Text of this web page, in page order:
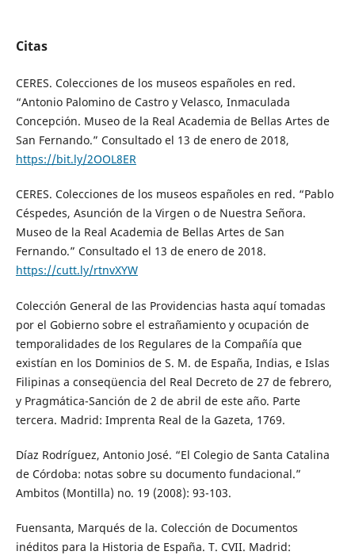
Citas
CERES. Colecciones de los museos españoles en red.
“Antonio Palomino de Castro y Velasco, Inmaculada
Concepción. Museo de la Real Academia de Bellas Artes de
San Fernando.” Consultado el 13 de enero de 2018,
https://bit.ly/2OOL8ER
CERES. Colecciones de los museos españoles en red. “Pablo
Céspedes, Asunción de la Virgen o de Nuestra Señora.
Museo de la Real Academia de Bellas Artes de San
Fernando.” Consultado el 13 de enero de 2018.
https://cutt.ly/rtnvXYW
Colección General de las Providencias hasta aquí tomadas
por el Gobierno sobre el estrañamiento y ocupación de
temporalidades de los Regulares de la Compañía que
existían en los Dominios de S. M. de España, Indias, e Islas
Filipinas a conseqüencia del Real Decreto de 27 de febrero,
y Pragmática-Sanción de 2 de abril de este año. Parte
tercera. Madrid: Imprenta Real de la Gazeta, 1769.
Díaz Rodríguez, Antonio José. “El Colegio de Santa Catalina
de Córdoba: notas sobre su documento fundacional.”
Ambitos (Montilla) no. 19 (2008): 93-103.
Fuensanta, Marqués de la. Colección de Documentos
inéditos para la Historia de España. T. CVII. Madrid: